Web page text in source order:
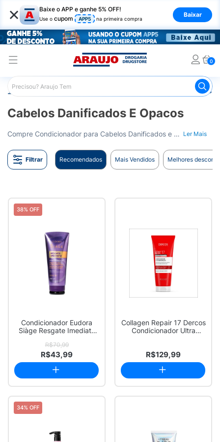
× Baixe o APP e ganhe 5% OFF!
Use o cupom APP5 na primeira compra
Baixar
0
Araujo Cabelo Cabelos Danificados
Cabelos Danificados E Opacos
Compre Condicionador para Cabelos Danificados e Opacos na Drogaria Araujo. Recupere a saúde e o brilho dos seus cabelos. Entrega para todo o Brasil. Ler Mais
Filtrar Recomendados Mais Vendidos Melhores
38% OFF
Condicionador Eudora
Siàge Resgate Imediato
R$70,99
R$43,99
Collagen Repair 17 Dercos
Condicionador Ultra
R$129,99
34% OFF